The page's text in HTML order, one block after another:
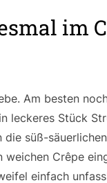
im
Am besten
leckeres Stück
süß-
Crêpe
einfach